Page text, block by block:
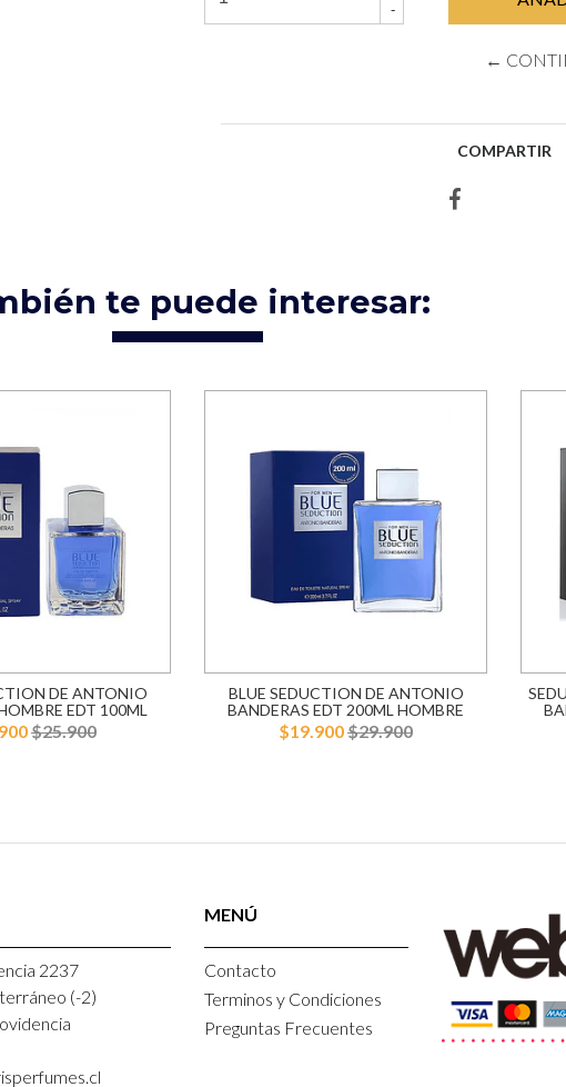
-
←
COMPARTIR
te puede interesar:
DE ANTONIO
EDT 100ML
$25.900
BLUE SEDUCTION DE ANTONIO
BANDERAS EDT 200ML HOMBRE
$19.900$29.900
2237
(-2)
MENÚ
Contacto
Terminos y Condiciones
Preguntas Frecuentes